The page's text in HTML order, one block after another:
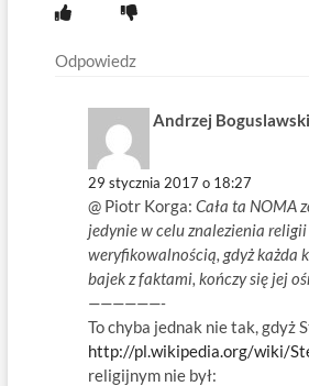
Odpowiedz
Andrzej Boguslawski
29 stycznia 2017 o 18:27
@ Piotr Korga: Cała ta NOMA
jedynie w celu znalezienia
weryfikowalnością, gdyż każda
bajek z faktami, kończy się jej
——————-
To chyba jednak nie tak, gdyż
http://pl.wikipedia.org/wiki/
religijnym nie był: